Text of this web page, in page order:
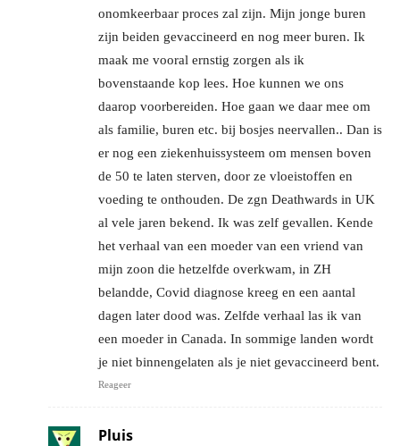
onomkeerbaar proces zal zijn. Mijn jonge buren
zijn beiden gevaccineerd en nog meer buren. Ik
maak me vooral ernstig zorgen als ik
bovenstaande kop lees. Hoe kunnen we ons
daarop voorbereiden. Hoe gaan we daar mee om
als familie, buren etc. bij bosjes neervallen.. Dan is
er nog een ziekenhuissysteem om mensen boven
de 50 te laten sterven, door ze vloeistoffen en
voeding te onthouden. De zgn Deathwards in UK
al vele jaren bekend. Ik was zelf gevallen. Kende
het verhaal van een moeder van een vriend van
mijn zoon die hetzelfde overkwam, in ZH
belandde, Covid diagnose kreeg en een aantal
dagen later dood was. Zelfde verhaal las ik van
een moeder in Canada. In sommige landen wordt
je niet binnengelaten als je niet gevaccineerd bent.
Reageer
Pluis